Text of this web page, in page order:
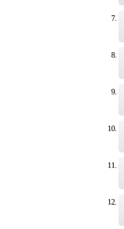
7.
8.
9.
10.
11.
12.